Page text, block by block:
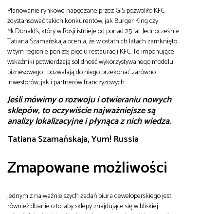
Planowanie rynkowe napędzane przez GIS pozwoliło KFC
zdystansować takich konkurentów, jak Burger King czy
McDonald’s, który w Rosji istnieje od ponad 25 lat. Jednocześnie
Tatiana Szamańskaja ocenia, że w ostatnich latach zamknięto
w tym regionie poniżej pięciu restauracji KFC. Te imponujące
wskaźniki potwierdzają solidność wykorzystywanego modelu
biznesowego i pozwalają do niego przekonać zarówno
inwestorów, jak i partnerów franczyzowych.
Jeśli mówimy o rozwoju i otwieraniu nowych
sklepów, to oczywiście najważniejsze są
analizy lokalizacyjne i płynąca z nich wiedza.
Tatiana Szamańskaja, Yum! Russia
Zmapowane możliwości
Jednym z najważniejszych zadań biura deweloperskiego jest
również dbanie o to, aby sklepy znajdujące się w bliskiej